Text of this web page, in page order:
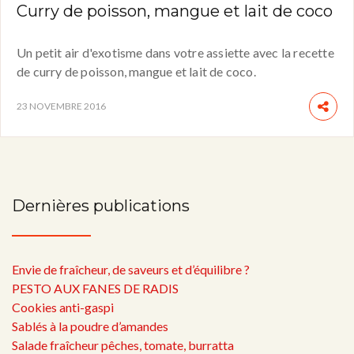
Curry de poisson, mangue et lait de coco
Un petit air d'exotisme dans votre assiette avec la recette
de curry de poisson, mangue et lait de coco.
23 NOVEMBRE 2016
Dernières publications
Envie de fraîcheur, de saveurs et d’équilibre ?
PESTO AUX FANES DE RADIS
Cookies anti-gaspi
Sablés à la poudre d’amandes
Salade fraîcheur pêches, tomate, burratta